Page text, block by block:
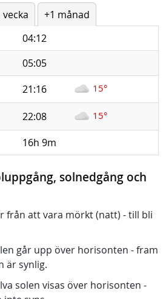
vecka
+1 månad
04:12
05:05
21:16 15°
22:08 15°
16h 9m
solnedgång och
från att vara mörkt (natt) - till bli
går upp över horisonten - fram
är synlig.
solen visas över horisonten -